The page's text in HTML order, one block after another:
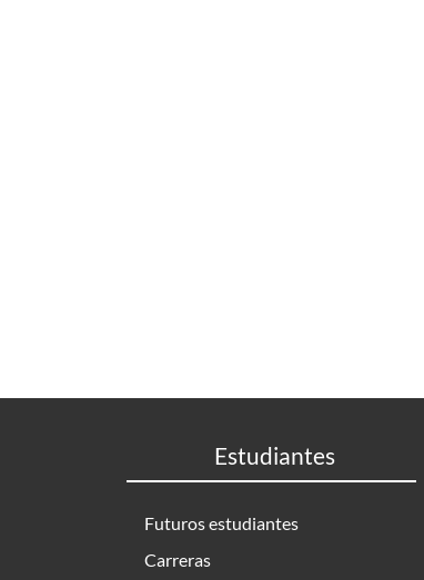
Estudiantes
Futuros estudiantes
Carreras